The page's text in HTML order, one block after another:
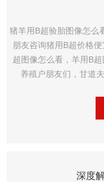
猪羊用B超验胎图像怎么
朋友咨询猪用B超价格
超图像怎么看，羊用B
养殖户朋友们，甘道
深度